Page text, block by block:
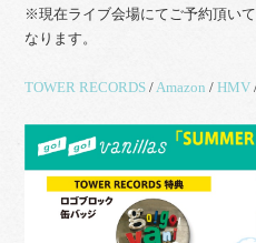
※現在ライブ会場にてご予約頂い
なります。
TOWER RECORDS /Amazon /HMV